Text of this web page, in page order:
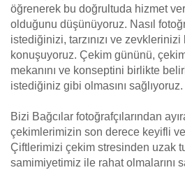
öğrenerek bu doğrultuda hizmet
olduğunu düşünüyoruz. Nasıl
istediğinizi, tarzınızı ve zevklerinizi
konuşuyoruz. Çekim gününü,
mekanını ve konseptini birlikte
istediğiniz gibi olmasını sağlıyoruz.
Bizi Bağcılar fotoğrafçılarından
çekimlerimizin son derece keyifli
Çiftlerimizi çekim stresinden uzak
samimiyetimiz ile rahat olmalarını